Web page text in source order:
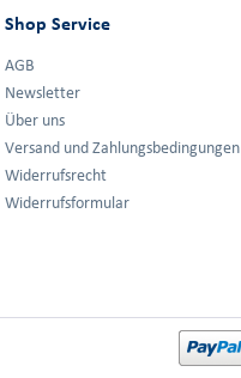
Shop Service
AGB
Newsletter
Über uns
Versand und Zahlungsbedingungen
Widerrufsrecht
Widerrufsformular